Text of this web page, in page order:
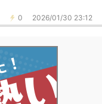
0 2026/01/30 23:12